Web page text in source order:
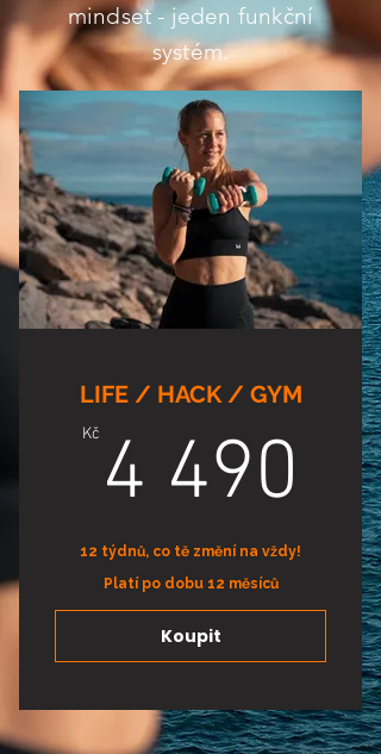
mindset - jeden funkční
systém.
LIFE / HACK / GYM
Kč 4 490
12 týdnů, co tě změní na vždy!
Platí po dobu 12 měsíců
Koupit